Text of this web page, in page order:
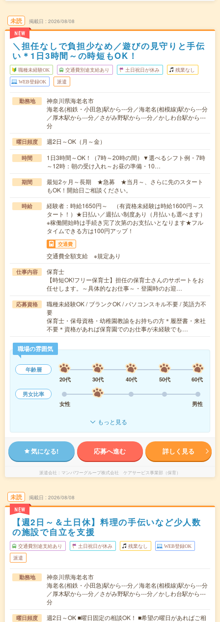
未読
NEW
掲載日 2026/08/08
＼担任なしで負担少なめ／遊びの見守りと手伝
い＊1日3時間～の時短もOK！
職種未経験OK 交通費別途支給あり 土日祝日が休み 残業なし
WEB登録OK 派遣
勤務地
神奈川県海老名市
海老名(相鉄・小田急)駅から---分／海老名(相模線)駅から---分
／厚木駅から---分／さがみ野駅から---分／かしわ台駅から---
分
曜日頻度 週2日～OK（月～金）
時間
1日3時間～OK！（7時～20時の間）▼選べるシフト例・7時
～12時：朝の受け入れ～お昼の準備・10…
期間
最短2ヶ月～長期 ★急募 ★当月～、さらに先のスタート
もOK！開始日ご相談ください。
時給
経験者：時給1650円～ （有資格未経験は時給1600円～ス
タート！）★日払い／週払い制度あり（月払いも選べます）
※稼働開始時は手続き完了次第のお支払いとなります★フル
タイムできる方は100円アップ！
交通費
交通費全額支給 ※規定あり
仕事内容
保育士
【時短OK!フリー保育士】担任の保育士さんのサポートをお
任せします。～具体的なお仕事～・登園時のお迎…
応募資格
職種未経験OK / ブランクOK / パソコンスキル不要 / 英語力不
要
保育士・保母資格・幼稚園教諭をお持ちの方＊履歴書・来社
不要＊資格があれば保育園でのお仕事が未経験でも…
職場の雰囲気
年齢層
20代
30代 40代 50代
60代
男女比率
女性
男性
もっと見る
気になる! 応募へ進む 詳しく見る
派遣会社 マンパワーグループ株式会社 ケアサービス事業部（保育）
未読
NEW
掲載日 2026/08/08
【週2日～＆土日休】料理の手伝いなど少人数
の施設で自立を支援
交通費別途支給あり 土日祝日が休み 残業なし WEB登録OK
派遣
勤務地
神奈川県海老名市
海老名(相鉄・小田急)駅から---分／海老名(相模線)駅から---分
／厚木駅から---分／さがみ野駅から---分／かしわ台駅から---
分
曜日頻度
週2日～OK ■曜日固定の相談OK！ ■希望の曜日があればご相